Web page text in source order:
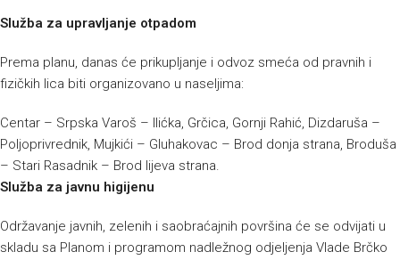
Služba za upravljanje otpadom
Prema planu, danas će prikupljanje i odvoz smeća od pravnih i
fizičkih lica biti organizovano u naseljima:
Centar – Srpska Varoš – Ilićka, Grčica, Gornji Rahić, Dizdaruša –
Poljoprivrednik, Mujkići – Gluhakovac – Brod donja strana, Broduša
– Stari Rasadnik – Brod lijeva strana.
Služba za javnu higijenu
Održavanje javnih, zelenih i saobraćajnih površina će se odvijati u
skladu sa Planom i programom nadležnog odjeljenja Vlade Brčko